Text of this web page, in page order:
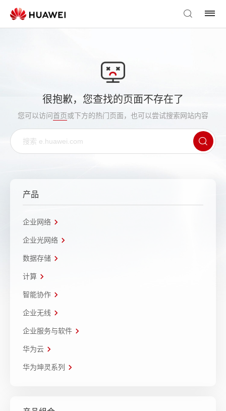
很抱歉，您查找的页面不存在了
您可以访问首页或下方的热门页面，也可以尝试搜索网站内容
产品
企业网络
企业光网络
数据存储
计算
智能协作
企业无线
企业服务与软件
华为云
华为坤灵系列